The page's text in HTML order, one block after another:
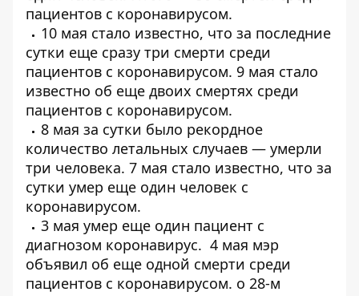
пациентов с коронавирусом.
10 мая стало известно, что за последние
сутки еще сразу три смерти среди
пациентов с коронавирусом. 9 мая стало
известно об еще двоих смертях среди
пациентов с коронавирусом.
8 мая за сутки было рекордное
количество летальных случаев — умерли
три человека. 7 мая стало известно, что за
сутки умер еще один человек с
коронавирусом.
3 мая умер еще один пациент с
диагнозом коронавирус. 4 мая мэр
объявил об еще одной смерти среди
пациентов с коронавирусом. о 28-м